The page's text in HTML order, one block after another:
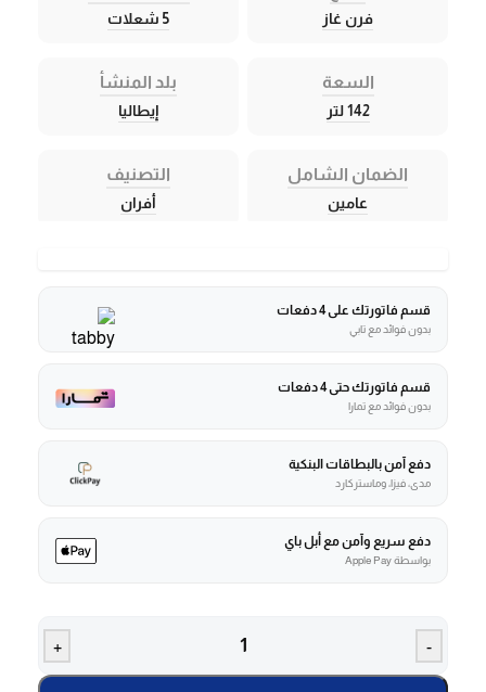
فرن غاز 5 شعلات
السعة
142 لتر
بلد المنشأ
إيطاليا
الضمان الشامل
عامين
التصنيف
أفران
قسم فاتورتك على 4 دفعات
بدون فوائد مع تابي
قسم فاتورتك حتى 4 دفعات
بدون فوائد مع تمارا
دفع آمن بالبطاقات البنكية
مدى، فيزا، وماستركارد
دفع سريع وآمن مع أبل باي
بواسطة Apple Pay
-
+